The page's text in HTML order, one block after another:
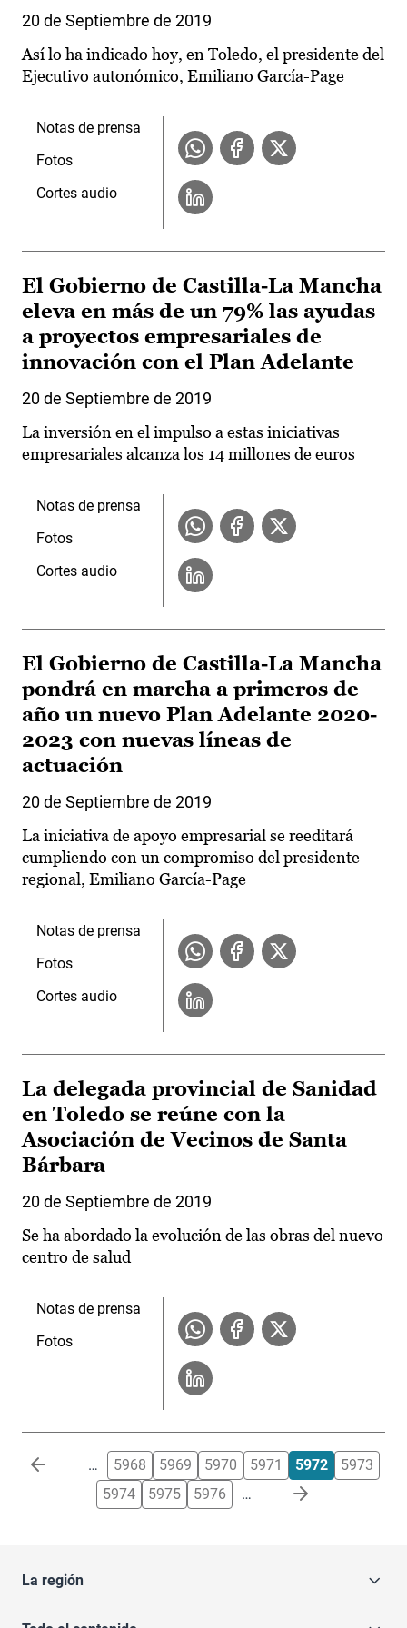
20 de Septiembre de 2019
Así lo ha indicado hoy, en Toledo, el presidente del
Ejecutivo autonómico, Emiliano García-Page
Notas de prensa
Fotos
Cortes audio
El Gobierno de Castilla-La Mancha
eleva en más de un 79% las ayudas
a proyectos empresariales de
innovación con el Plan Adelante
20 de Septiembre de 2019
La inversión en el impulso a estas iniciativas
empresariales alcanza los 14 millones de euros
Notas de prensa
Fotos
Cortes audio
El Gobierno de Castilla-La Mancha
pondrá en marcha a primeros de
año un nuevo Plan Adelante 2020-
2023 con nuevas líneas de
actuación
20 de Septiembre de 2019
La iniciativa de apoyo empresarial se reeditará
cumpliendo con un compromiso del presidente
regional, Emiliano García-Page
Notas de prensa
Fotos
Cortes audio
La delegada provincial de Sanidad
en Toledo se reúne con la
Asociación de Vecinos de Santa
Bárbara
20 de Septiembre de 2019
Se ha abordado la evolución de las obras del nuevo
centro de salud
Notas de prensa
Fotos
Paginación … 5968 5969 5970 5971 5972
5973
5974
5975 5976 …
La región